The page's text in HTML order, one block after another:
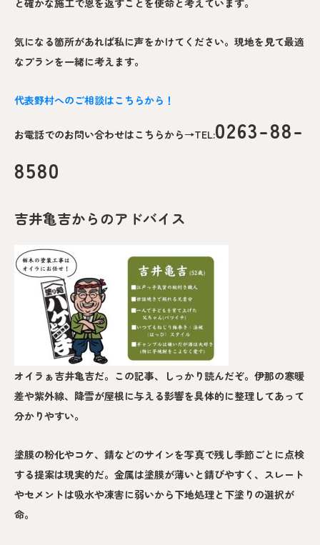
と確かな施工で恩を返すことを使命と考えています。
気になる箇所があれば私に声をかけてください。現地を見て最適
なプランを一緒に考えます。
代表野村へのご相談はこちらから！
お電話でのお問い合わせはこちらから→TEL:0263-88-
8580
吉井亀吉からのアドバイス
オイラぁ吉井亀吉だ。この記事、しっかり読んだぞ。伊那の寒暖
差や紫外線、降雪が屋根に与える影響を具体的に整理してあって
分かりやすい。
塗膜の粉化やコケ、錆などのサインを写真で残し季節ごとに点検
する提案は現実的だ。金属は塗膜が薄いと錆びやすく、スレート
やセメントは吸水や凍害に弱いから下地処理と下塗りの選択が
命。